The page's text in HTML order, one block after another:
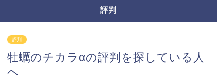
評判
評判
牡蠣のチカラαの評判を探している人
へ